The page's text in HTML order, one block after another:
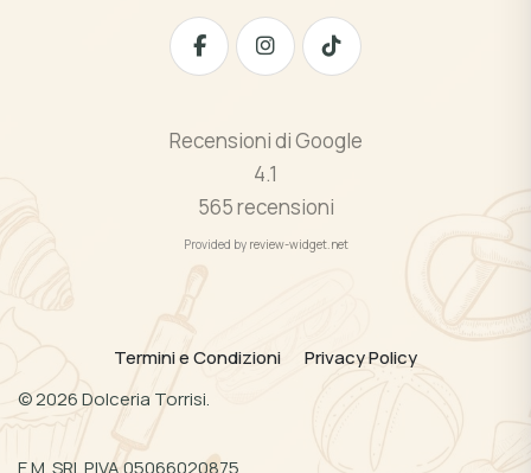
Recensioni di Google
4.1
565 recensioni
Provided by review-widget.net
Termini e Condizioni
Privacy Policy
©2026Dolceria Torrisi.